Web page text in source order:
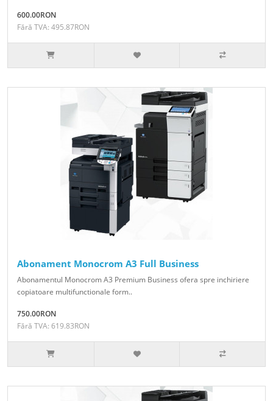
600.00RON
Fără TVA: 495.87RON
Abonament Monocrom A3 Full Business
Abonamentul Monocrom A3 Premium Business ofera spre inchiriere
copiatoare multifunctionale form..
750.00RON
Fără TVA: 619.83RON